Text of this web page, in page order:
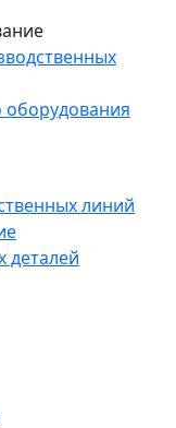
оборудования
линий
деталей